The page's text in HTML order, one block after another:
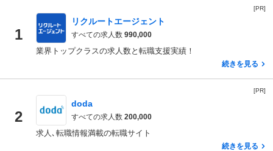
[PR]
1
リクルートエージェント
すべての求人数 990,000
業界トップクラスの求人数と転職支援実績！
続きを見る
[PR]
2
doda
すべての求人数 200,000
求人､転職情報満載の転職サイト
続きを見る